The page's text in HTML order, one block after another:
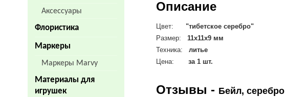
Аксессуары
Флористика
Маркеры
Маркеры Marvy
Материалы для
игрушек
Описание
Цвет:"тибетское серебро"
Размер:
11х11х9 мм
Техника:литье
Цена:
за 1 шт.
Отзывы - Бейл, серебро